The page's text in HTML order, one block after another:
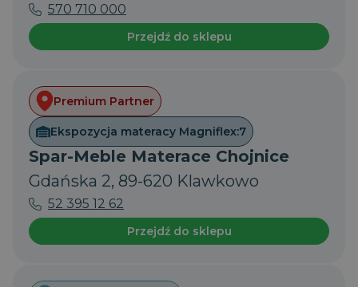
570 710 000
Przejdź do sklepu
Premium Partner
Ekspozycja materacy Magniflex:7
Spar-Meble Materace Chojnice
Gdańska 2, 89-620 Klawkowo
52 395 12 62
Przejdź do sklepu